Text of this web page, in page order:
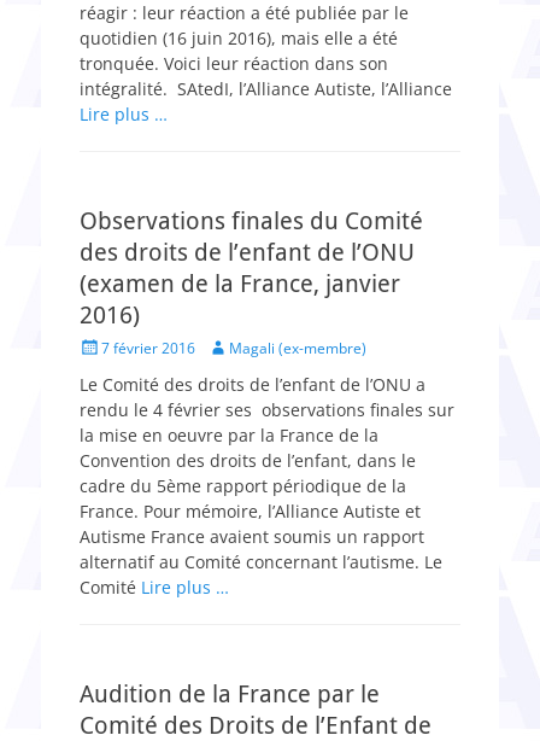
réagir : leur réaction a été publiée par le
quotidien (16 juin 2016), mais elle a été
tronquée. Voici leur réaction dans son
intégralité. SAtedI, l’Alliance Autiste, l’Alliance
Lire plus …
Observations finales du Comité
des droits de l’enfant de l’ONU
(examen de la France, janvier
2016)
Posted7 février 2016 AuthorMagali (ex-membre)
Le Comité des droits de l’enfant de l’ONU a
rendu le 4 février ses observations finales sur
la mise en oeuvre par la France de la
Convention des droits de l’enfant, dans le
cadre du 5ème rapport périodique de la
France. Pour mémoire, l’Alliance Autiste et
Autisme France avaient soumis un rapport
alternatif au Comité concernant l’autisme. Le
Comité Lire plus …
Audition de la France par le
Comité des Droits de l’Enfant de